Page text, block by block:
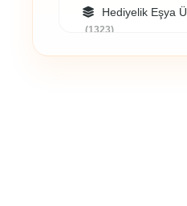
Hediyelik Eşya
(1323)